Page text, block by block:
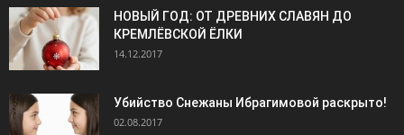
НОВЫЙ ГОД: ОТ ДРЕВНИХ СЛАВЯН ДО
КРЕМЛЁВСКОЙ ЁЛКИ
14.12.2017
Убийство Снежаны Ибрагимовой раскрыто!
02.08.2017